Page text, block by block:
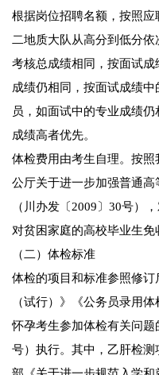
根据岗位招聘名额，按照
二地质大队从高分到低分
考核总成绩相同，按面试
成绩仍相同，按面试成绩
员，如面试中的专业成绩
成绩高者优先。
体检费用由考生自理。按
公厅关于进一步加强普通高
（川办发〔2009〕30号）
对贫困家庭的高校毕业生免
（二）体检标准
体检的项目和标准参照修
（试行）》《公务员录用
怀孕考生参加体检有关问
号）执行。其中，乙肝检